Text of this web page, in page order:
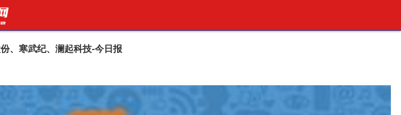
、寒武纪、澜起科技-今日报